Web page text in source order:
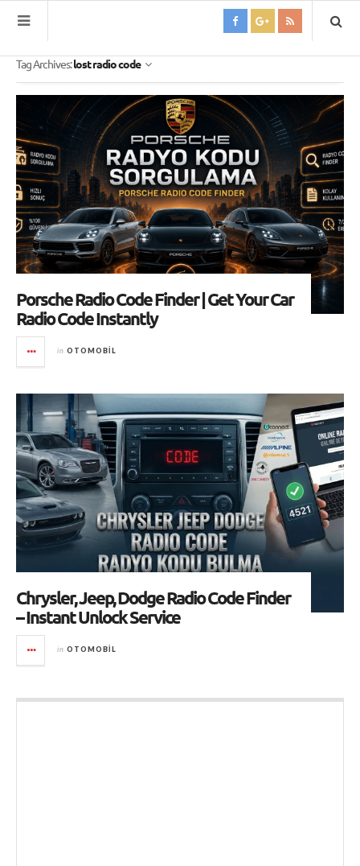
Tag Archives:lost radio code
Porsche Radio Code Finder | Get Your Car
Radio Code Instantly
in OTOMOBIL
Chrysler, Jeep, Dodge Radio Code Finder
– Instant Unlock Service
in OTOMOBIL